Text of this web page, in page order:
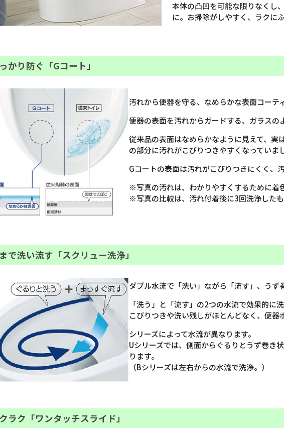
本体の凸凹を可能な限りなくし
に。お掃除がしやすく、ラクに
かり防ぐ「Gコート」
汚れから便器を守る、なめらかな表面コーテ
便器の表面を汚れからガードする、ガラスの
従来品の表面はなめらかなように見えて、実
の部分に汚れがこびりつきやすくなっていま
Gコートの表面は汚れがこびりつきにくく、
※写真の汚れは、わかりやすくするために着
※写真の比較は、汚れ付着後に3回洗浄したも
で洗い流す「スクリュー洗浄」
ダブル水流で「洗い」ながら「流す」、うず
「洗う」と「流す」の2つの水流で効果的に洗
こびりつきや洗い残しがほとんどなく、便器
シリーズによって水流が異なります。
Uシリーズでは、側面からぐるりとうず巻き
ります。
（Bシリーズは左右からの水流で洗浄。）
ラク「ワンタッチスライド」